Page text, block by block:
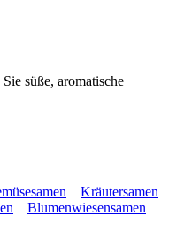
süße, aromatische
Kräutersamen
Blumenwiesensamen